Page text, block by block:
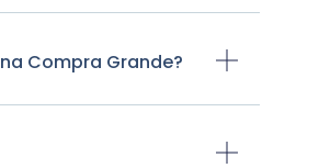
Compra Grande?